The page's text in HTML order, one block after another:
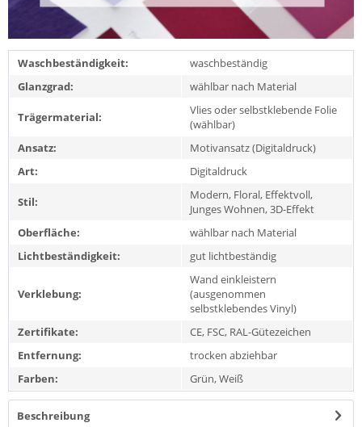
Waschbeständigkeit:
waschbeständig
Glanzgrad:
wählbar nach Material
Trägermaterial:
Vlies oder selbstklebende Folie
(wählbar)
Ansatz:
Motivansatz (Digitaldruck)
Art:
Digitaldruck
Stil:
Modern, Floral, Effektvoll,
Junges Wohnen, 3D-Effekt
Oberfläche:
wählbar nach Material
Lichtbeständigkeit:
gut lichtbeständig
Verklebung:
Wand einkleistern
(ausgenommen
selbstklebendes Vinyl)
Zertifikate:
CE, FSC, RAL-Gütezeichen
Entfernung:
trocken abziehbar
Farben:
Grün, Weiß
Beschreibung